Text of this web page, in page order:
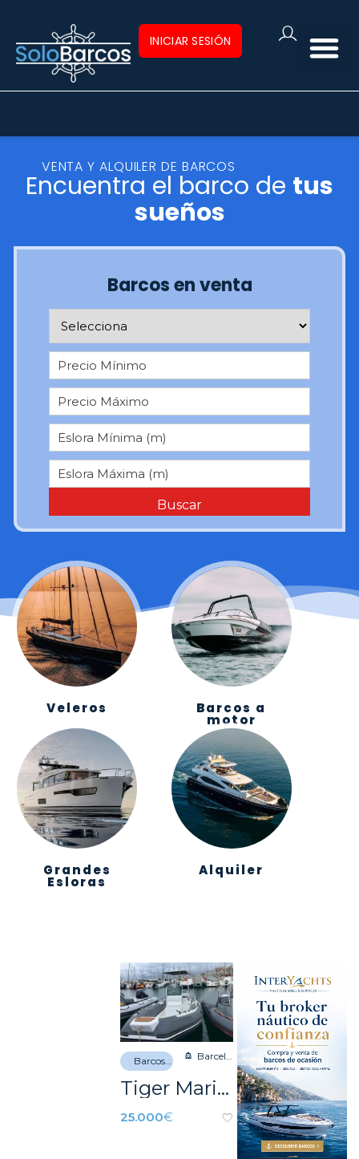
INICIAR SESIÓN
VENTA Y ALQUILER DE BARCOS
Encuentra el barco de tus
sueños
Barcos en venta
Buscar
Veleros Barcos a
motor
Grandes
Esloras
Alquiler
Barcos de recreo Barcelona
Tiger Marine 650 Open
25.000€